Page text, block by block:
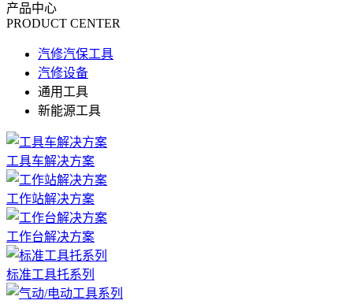
产品中心
PRODUCT CENTER
汽修汽保工具
汽修设备
通用工具
新能源工具
工具车解决方案
工作站解决方案
工作台解决方案
标准工具托系列